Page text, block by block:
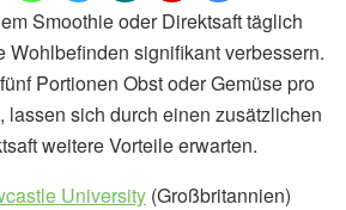
Smoothie oder Direktsaft täglich
Wohlbefinden signifikant verbessern.
Portionen Obst oder Gemüse pro
lassen sich durch einen zusätzlichen
weitere Vorteile erwarten.
University (Großbritannien)